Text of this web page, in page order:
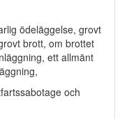
ödeläggelse, grovt
brott, om brottet
ett allmänt
och